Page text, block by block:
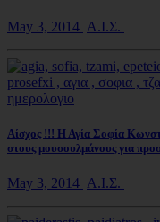
May 3, 2014 Α.Ι.Σ.
Αίσχος !!! Η Αγία Σοφία
στους μουσουλμάνους για
May 3, 2014 Α.Ι.Σ.